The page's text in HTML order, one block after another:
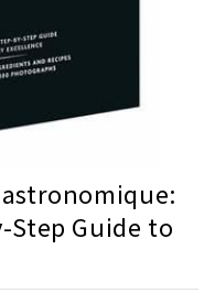
Guide to